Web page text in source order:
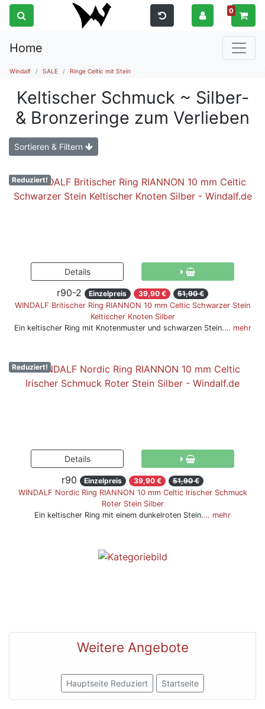
0
Home
Windalf SALE Ringe Celtic mit Stein
Keltischer Schmuck ~ Silber-
& Bronzeringe zum Verlieben
Sortieren & Filtern
Reduziert!
r90-2 Einzelpreis 39,90 €
51,90 €
WINDALF Britischer Ring RIANNON 10 mm Celtic Schwarzer Stein
Keltischer Knoten Silber
Ein keltischer Ring mit Knotenmuster und schwarzen Stein.… mehr
Reduziert!
r90 Einzelpreis 39,90 €
51,90 €
WINDALF Nordic Ring RIANNON 10 mm Celtic Irischer Schmuck
Roter Stein Silber
Ein keltischer Ring mit einem dunkelroten Stein.… mehr
Weitere Angebote
Hauptseite Reduziert Startseite